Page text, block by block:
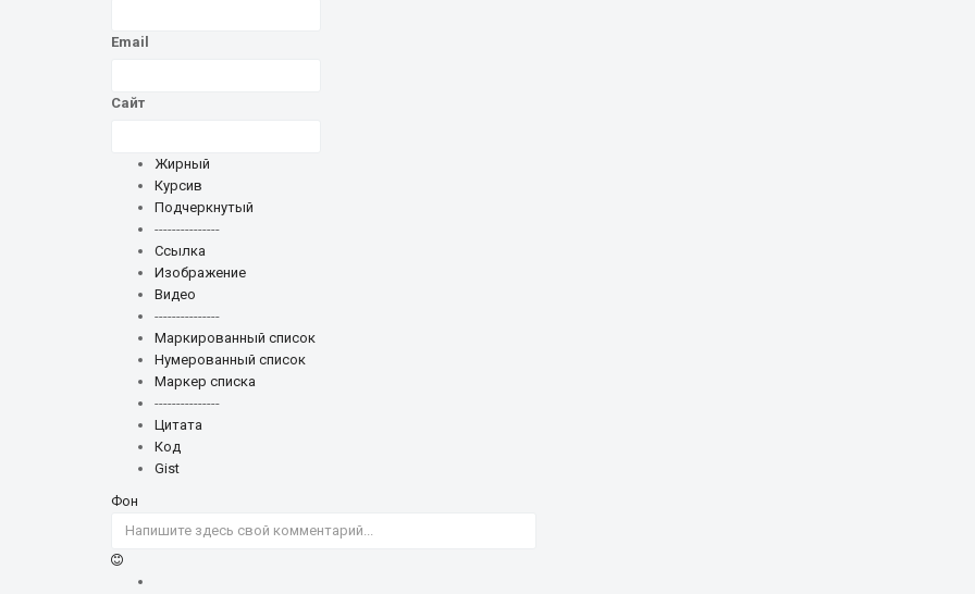
Email
Сайт
Жирный
Курсив
Подчеркнутый
---------------
Ссылка
Изображение
Видео
---------------
Маркированный список
Нумерованный список
Маркер списка
---------------
Цитата
Код
Gist
Фон